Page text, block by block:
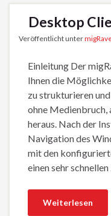
Desktop
Veröffentlicht unter
Einleitung Der
Ihnen die
zu strukturieren
ohne Medienbruch,
heraus. Nach der
Navigation des
mit den
einen sehr
Weiterlesen